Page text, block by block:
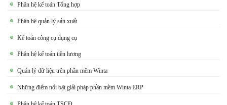
Phân hệ kế toán Tổng hợp
Phân hệ quản lý sản xuất
Kế toán công cụ dụng cụ
Phân hệ kế toán tiền lương
Quản lý dữ liệu trên phần mềm Winta
Những điểm nổi bật giải pháp phần mềm Winta ERP